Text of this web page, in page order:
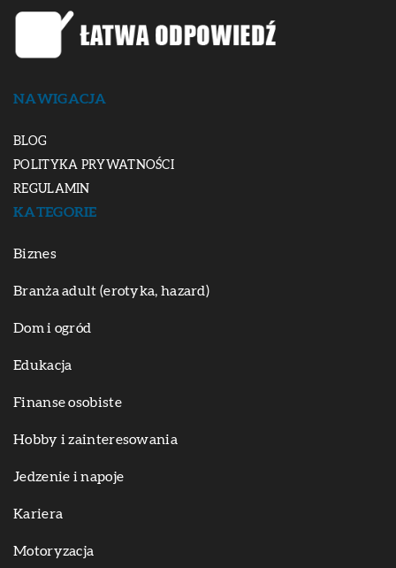
NAWIGACJA
BLOG
POLITYKA PRYWATNOŚCI
REGULAMIN
KATEGORIE
Biznes
Branża adult (erotyka, hazard)
Dom i ogród
Edukacja
Finanse osobiste
Hobby i zainteresowania
Jedzenie i napoje
Kariera
Motoryzacja